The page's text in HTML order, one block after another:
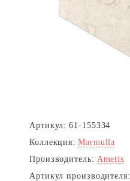
Артикул: 61-155334
Коллекция: Marmulla
Производитель: Ametis
Артикул производителя: